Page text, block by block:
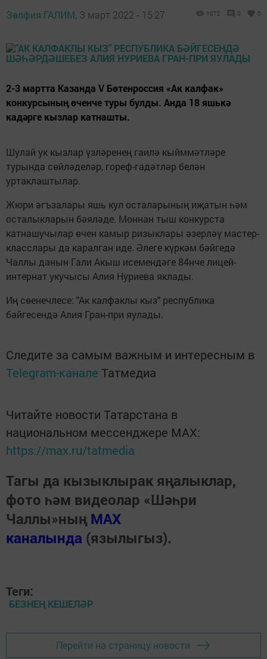
Зөлфия ГАЛИМ, 3 март 2022 - 15:27 1072 0 0
2-3 мартта Казанда V Бөтенроссия «Ак калфак»
конкурсының өченче туры булды. Анда 18 яшькә
кадәрге кызлар катнашты.
Шулай ук кызлар үзләренең гаилә кыйммәтләре
турында сөйләделәр, гореф-гадәтләр белән
уртаклаштылар.
Жюри әгъзалары яшь кул осталарының иҗатын һәм
осталыкларын бәяләде. Моннан тыш конкурста
катнашучылар өчен камыр ризыклары әзерләү мастер-
класслары да каралган иде. Әлеге күркәм бәйгедә
Чаллы данын Гали Акыш исемендәге 84нче лицей-
интернат укучысы Алия Нуриева яклады.
Иң сөенечлесе: "Ак калфаклы кыз" республика
бәйгесендә Алия Гран-при яулады.
Следите за самым важным и интересным в
Telegram-канале Татмедиа
Читайте новости Татарстана в
национальном мессенджере MАХ:
https://max.ru/tatmedia
Тагы да кызыклырак яңалыклар,
фото һәм видеолар «Шәһри
Чаллы»ның MAX
каналында (язылыгыз).
Теги:
БЕЗНЕҢ КЕШЕЛӘР
Перейти на страницу новости